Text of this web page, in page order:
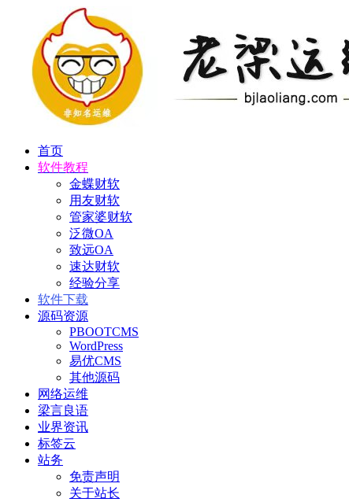
首页
软件教程
金蝶财软
用友财软
管家婆财软
泛微OA
致远OA
速达财软
经验分享
软件下载
源码资源
PBOOTCMS
WordPress
易优CMS
其他源码
网络运维
梁言良语
业界资讯
标签云
站务
免责声明
关于站长